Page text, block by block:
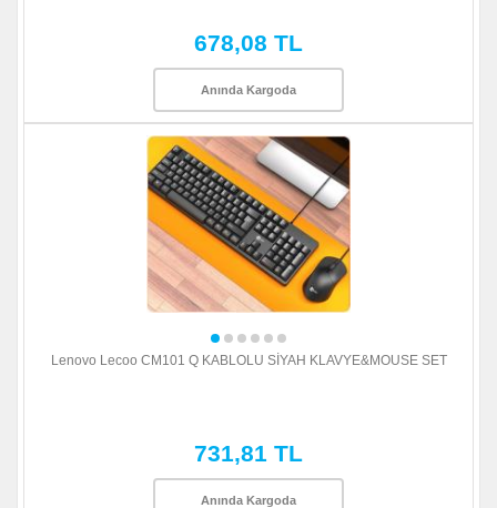
678,08 TL
Anında Kargoda
Lenovo Lecoo CM101 Q KABLOLU SİYAH KLAVYE&MOUSE SET
731,81 TL
Anında Kargoda